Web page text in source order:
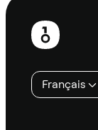
Pied
page
Français